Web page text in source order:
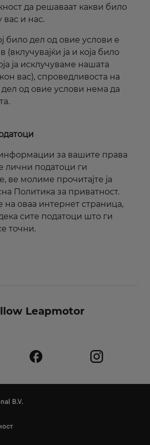
да решаваат какви било
вас и нас.
било дел од овие услови е
ја и која било
ја исклучуваме нашата
вас), спроведливоста на
дел од овие услови нема да
информации за вашите права
лични податоци ги
ве молиме прочитајте ја
Политика за приватност.
на оваа интернет страница,
сите податоци што ги
точни.
Leapmotor
B.V.